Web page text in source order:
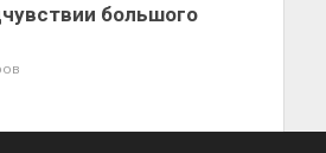
большого